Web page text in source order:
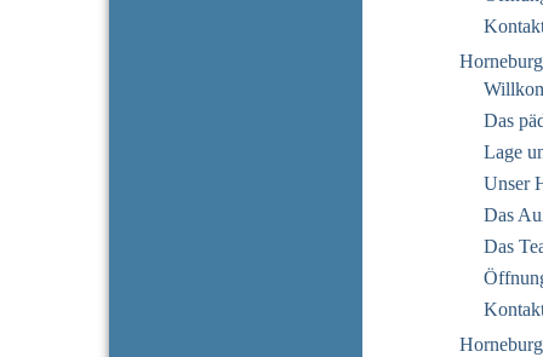
Das
Lage
Unser
Das
Das